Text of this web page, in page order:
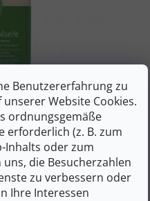
Benutzererfahrung zu
Website Cookies.
ordnungsgemäße
erforderlich (z. B. zum
Inhalts oder zum
die Besucherzahlen
zu verbessern oder
Ihre Interessen
für Flecken 1L